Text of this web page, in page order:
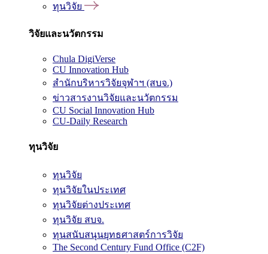
ทุนวิจัย
วิจัยและนวัตกรรม
Chula DigiVerse
CU Innovation Hub
สำนักบริหารวิจัยจุฬาฯ (สบจ.)
ข่าวสารงานวิจัยและนวัตกรรม
CU Social Innovation Hub
CU-Daily Research
ทุนวิจัย
ทุนวิจัย
ทุนวิจัยในประเทศ
ทุนวิจัยต่างประเทศ
ทุนวิจัย สบจ.
ทุนสนับสนุนยุทธศาสตร์การวิจัย
The Second Century Fund Office (C2F)